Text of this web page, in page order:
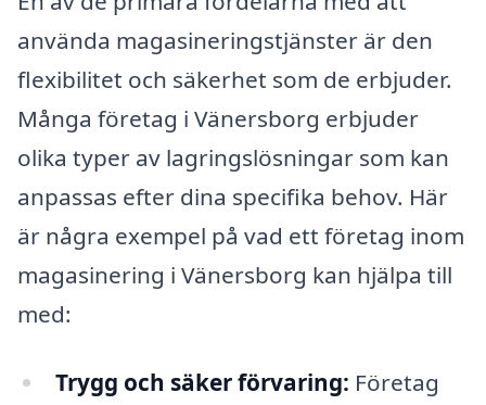
använda magasineringstjänster är den
flexibilitet och säkerhet som de erbjuder.
Många företag i Vänersborg erbjuder
olika typer av lagringslösningar som kan
anpassas efter dina specifika behov. Här
är några exempel på vad ett företag inom
magasinering i Vänersborg kan hjälpa till
med:
Trygg och säker förvaring: Företag